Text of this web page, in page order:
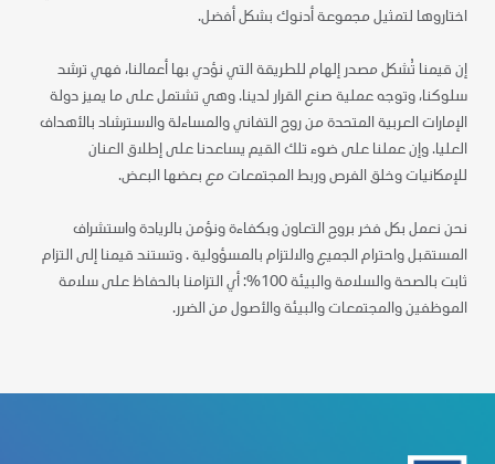
اختاروها لتمثيل مجموعة أدنوك بشكل أفضل.
إن قيمنا تُشكل مصدر إلهام للطريقة التي نؤدي بها أعمالنا، فهي ترشد
سلوكنا، وتوجه عملية صنع القرار لدينا. وهي تشتمل على ما يميز دولة
الإمارات العربية المتحدة من روح التفاني والمساءلة والاسترشاد بالأهداف
العليا. وإن عملنا على ضوء تلك القيم يساعدنا على إطلاق العنان
للإمكانيات وخلق الفرص وربط المجتمعات مع بعضها البعض.
نحن نعمل بكل فخر بروح التعاون وبكفاءة ونؤمن بالريادة واستشراف
المستقبل واحترام الجميع والالتزام بالمسؤولية . وتستند قيمنا إلى التزام
ثابت بالصحة والسلامة والبيئة 100%: أي التزامنا بالحفاظ على سلامة
الموظفين والمجتمعات والبيئة والأصول من الضرر.